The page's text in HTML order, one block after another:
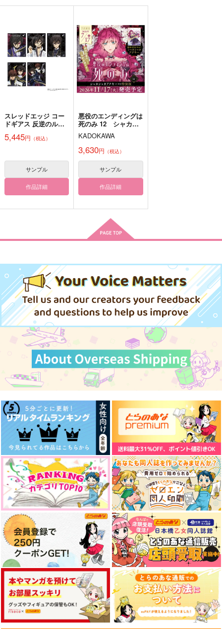
どつ本のごっつええ感
1,257円（税込）
（白膠木簓＋躑躅森盧笙）×天谷奴零
サンプル
作品詳細
ぷかぷか記憶アクキー
1,257円（税込）
主人公
サンプル
作品詳細
アイロニ
ミヒャエル・カイザー
サンプル
作品詳細
水着アクキー【ゲゲ
AQUAQUA
ゲゲ郎
サンプル
作品詳細
サンプル
作品詳細
探偵風水木アクキー
AQUAQUA
858円（税込）
水木
サンプル
作品詳細
土利もちアクキー
木枯らしキャンプ
1,650円（税込）
土井半助×山田利吉
サンプル
作品詳細
専売 315円（税込）
ヒプノシスマイク
白膠木簓
躑躅森盧笙
天谷奴零
サンプル
ねぼけ布団
専売 787円（税込）
ヒプノシスマイク
躑躅森盧笙×白膠木簓
サンプル
ヒプノシスマイク
白膠木簓×躑躅森盧笙
サンプル
カート
JUST FOR YOU.
躑躅森盧笙×白膠木簓
サンプル
カート
629円（税込）
ヒプノシスマイク
白膠木簓×躑躅森盧笙
サンプル
カート
毎日がエブリデイ
モニカ
専売 629円（税込）
ヒプノシスマイク
躑躅森盧笙×白膠木簓
サンプル
カート
どつ本のごっつええ感
じなまとめ本～BL編
～
こんちくしょう！
1,257円（税込）
ヒプノシスマイク
（白膠木簓＋躑躅森盧笙）×天谷奴零
サンプル
カート
SUPER LOVE SONG(
下)
根菜
専売 1,100円（税込）
ヒプノシスマイク
躑躅森盧笙×白膠木簓
サンプル
カート
スレッドエッジ コー
ドギアス 反逆のルル
クチャーズ アクキー
5,445円 （税込）
サンプル
作品詳細
悪役のエンディングは
死のみ 12 シャカシ
ャカアクキー付き特装
版
KADOKAWA
3,630円 （税込）
サンプル
作品詳細